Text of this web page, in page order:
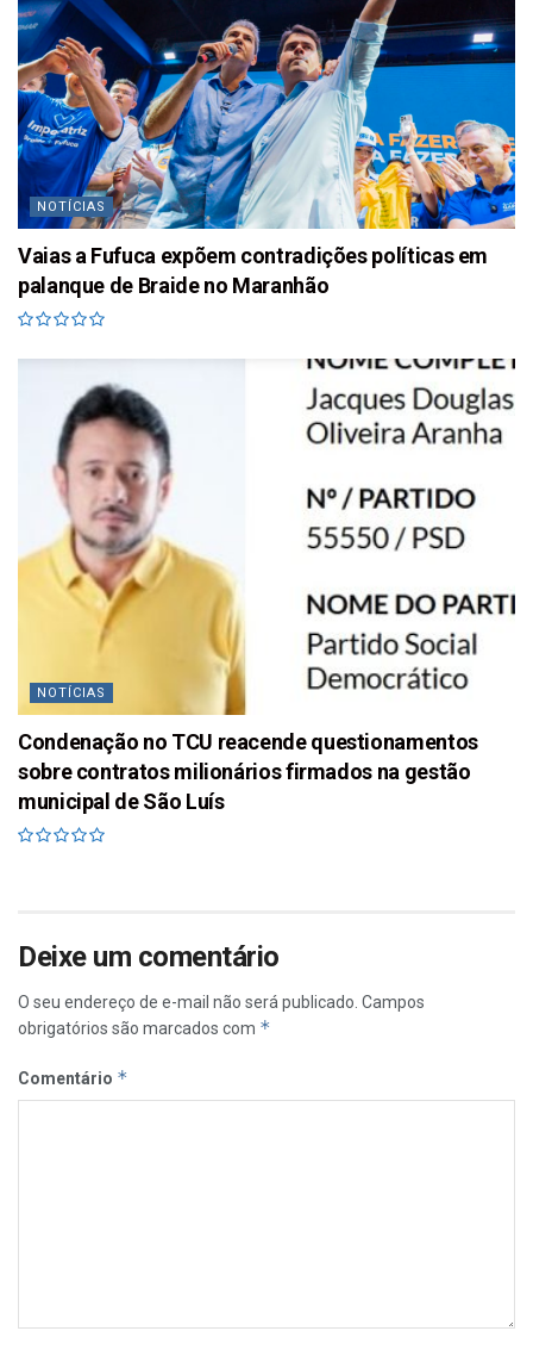
NOTÍCIAS
Vaias a Fufuca expõem contradições políticas em
palanque de Braide no Maranhão
NOTÍCIAS
Condenação no TCU reacende questionamentos
sobre contratos milionários firmados na gestão
municipal de São Luís
Deixe um comentário
O seu endereço de e-mail não será publicado. Campos
obrigatórios são marcados com *
Comentário *